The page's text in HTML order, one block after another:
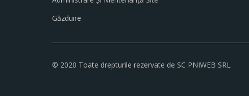
Găzduire
© 2020 Toate drepturile rezervate de SC PNIWEB SRL